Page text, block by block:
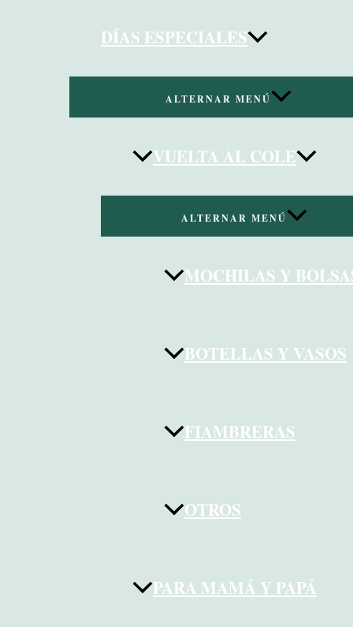
DÍAS ESPECIALES
ALTERNAR MENÚ
VUELTA AL COLE
ALTERNAR MENÚ
MOCHILAS Y
BOTELLAS Y VASOS
FIAMBRERAS
OTROS
PARA MAMÁ Y PAPÁ